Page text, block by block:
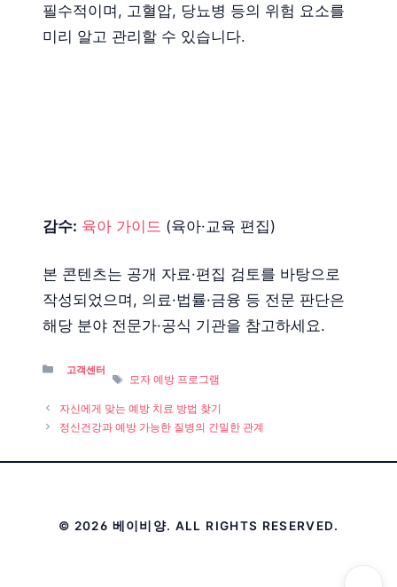
필수적이며, 고혈압, 당뇨병 등의 위험 요소를
미리 알고 관리할 수 있습니다.
감수: 육아 가이드 (육아·교육 편집)
본 콘텐츠는 공개 자료·편집 검토를 바탕으로
작성되었으며, 의료·법률·금융 등 전문 판단은
해당 분야 전문가·공식 기관을 참고하세요.
Categories
고객센터
Tags
모자 예방 프로그램
자신에게 맞는 예방 치료 방법 찾기
정신건강과 예방 가능한 질병의 긴밀한 관계
© 2026 베이비양. ALL RIGHTS RESERVED.